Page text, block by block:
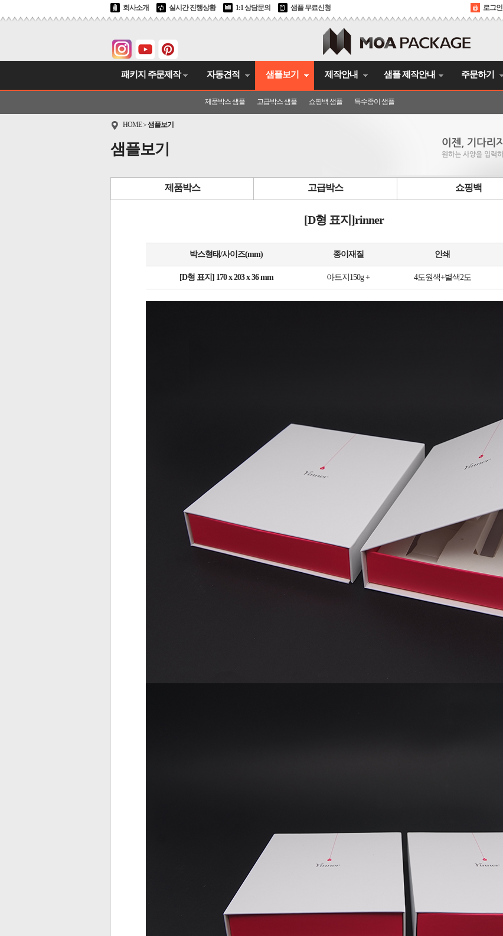
회사소개 실시간 진행상황 1:1 상담문의 샘플 무료신청 로그인
패키지 주문제작 자동견적 샘플보기
제품박스 샘플 고급박스 샘플 쇼핑백 샘플 특수종이 샘플
제작안내 샘플 제작안내 주문하기
HOME>샘플보기
샘플보기
제품박스 고급박스 쇼핑백
[D형 표지]rinner
박스형태/사이즈(mm) 종이재질 인쇄
[D형 표지] 170 x 203 x 36 mm 아트지150g + 4도원색+별색2도